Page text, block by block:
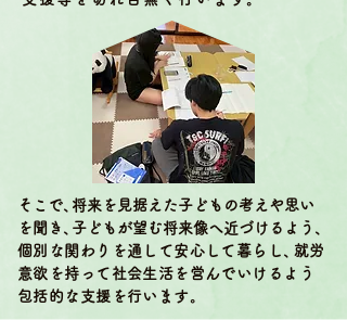
そこで、 将来を見据えた子どもの考えや思い
を聞き 、 子どもが望む将来像へ近づけるよう 、
個別な関わりを通して安心して暮らし 、 就労
意欲を持って社会生活を営んでいけるよう
包括的な支援を行います。